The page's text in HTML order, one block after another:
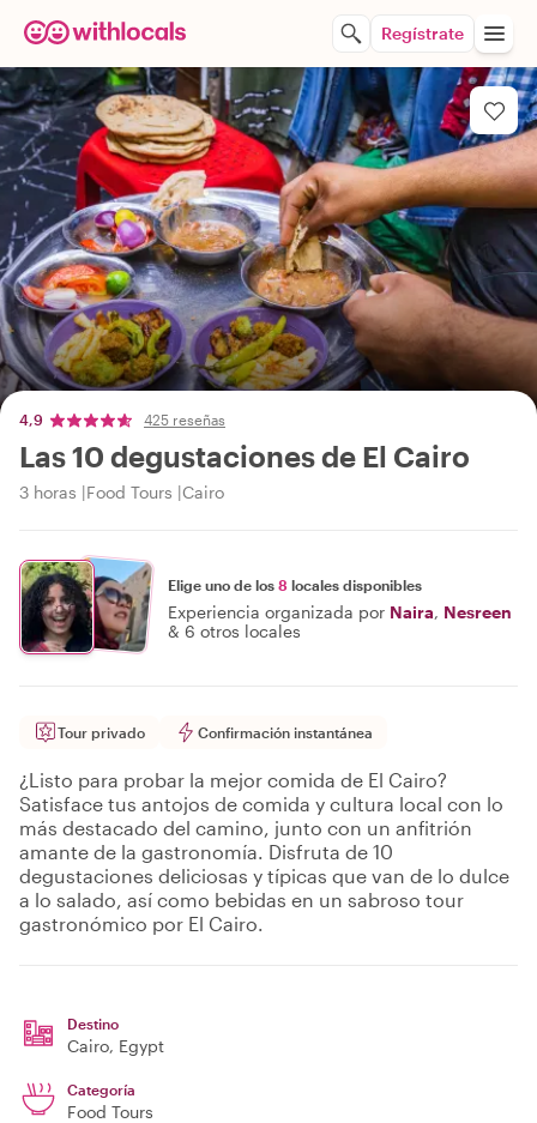
Regístrate
4,9 425 reseñas
Las 10 degustaciones de El Cairo
3 horas Food Tours Cairo
Elige uno de los 8 locales disponibles
Experiencia organizada por Naira, Nesreen
& 6 otros locales
Tour privado Confirmación instantánea
¿Listo para probar la mejor comida de El Cairo?
Satisface tus antojos de comida y cultura local con lo
más destacado del camino, junto con un anfitrión
amante de la gastronomía. Disfruta de 10
degustaciones deliciosas y típicas que van de lo dulce
a lo salado, así como bebidas en un sabroso tour
gastronómico por El Cairo.
Destino
Cairo, Egypt
Categoría
Food Tours